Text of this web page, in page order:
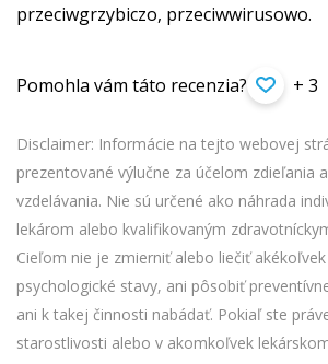
przeciwgrzybiczo, przeciwwirusowo.
Pomohla vám táto recenzia? + 3
Disclaimer: Informácie na tejto webovej
prezentované výlučne za účelom zdieľania
vzdelávania. Nie sú určené ako náhrada
lekárom alebo kvalifikovaným
Cieľom nie je zmierniť alebo liečiť
psychologické stavy, ani pôsobiť
ani k takej činnosti nabádať. Pokiaľ ste
starostlivosti alebo v akomkoľvek